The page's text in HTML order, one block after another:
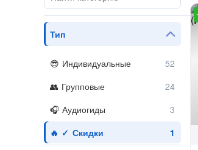
Тип
Индивидуальные
Групповые
Аудиогиды
Скидки